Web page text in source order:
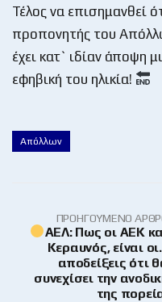
Τέλος να επισημανθεί
προπονητής του
έχει κατ` ιδίαν άποψη
εφηβική του ηλικία!
Απόλλων
ΠΡΟΗΓΟΎΜΕΝΟ
ΑΕΛ: Πως οι ΑΕΚ
Κεραυνός, είναι
αποδείξεις ότι
συνεχίσει την
της